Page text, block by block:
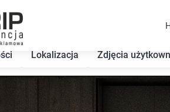
Lokalizacja Zdjęcia